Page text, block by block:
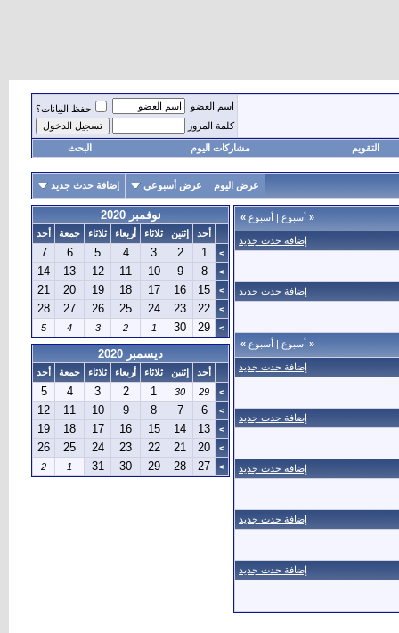
اسم العضو
حفظ البيانات؟
كلمة المرور
التقويم مشاركات اليوم البحث
عرض اليوم عرض أسبوعي إضافة حدث جديد
« أسبوع | أسبوع »
إضافة حدث جديد
إضافة حدث جديد
« أسبوع | أسبوع »
إضافة حدث جديد
إضافة حدث جديد
إضافة حدث جديد
إضافة حدث جديد
إضافة حدث جديد
نوفمبر 2020
أحد إثنين ثلاثاء أربعاء ثلاثاء جمعة
أحد
>
1
2
3
4
5
6
7
>
8
9
10
11
12
13
14
>
15
16
17
18
19
20
21
>
22
23
24
25
26
27
28
>
29
30
1
2
3
4
5
ديسمبر 2020
أحد إثنين ثلاثاء أربعاء ثلاثاء جمعة
أحد
>
29
30
1
2
3
4
5
>
6
7
8
9
10
11
12
>
13
14
15
16
17
18
19
>
20
21
22
23
24
25
26
>
27
28
29
30
31
1
2